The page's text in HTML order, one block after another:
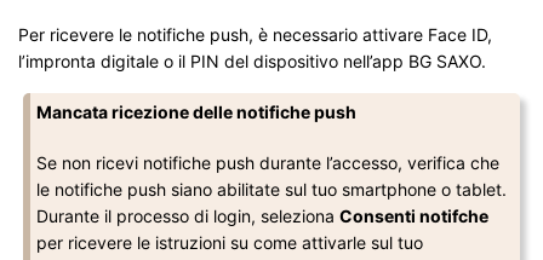
Per ricevere le notifiche push, è necessario attivare Face ID,
l’impronta digitale o il PIN del dispositivo nell’app BG SAXO.
Mancata ricezione delle notifiche push
Se non ricevi notifiche push durante l’accesso, verifica che
le notifiche push siano abilitate sul tuo smartphone o tablet.
Durante il processo di login, selezionaConsenti notifche
per ricevere le istruzioni su come attivarle sul tuo